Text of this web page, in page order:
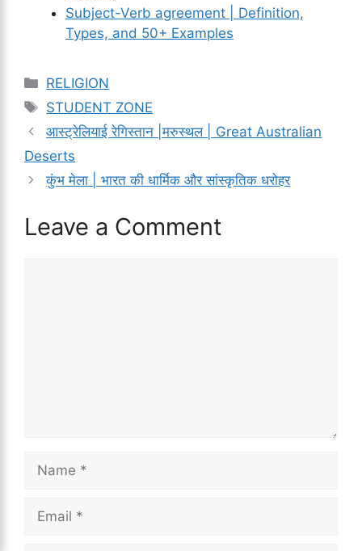
Subject-Verb agreement | Definition,
Types, and 50+ Examples
Categories
RELIGION
Tags
STUDENT ZONE
आस्ट्रेलियाई रेगिस्तान |मरुस्थल | Great Australian
Deserts
कुंभ मेला | भारत की धार्मिक और सांस्कृतिक धरोहर
Leave a Comment